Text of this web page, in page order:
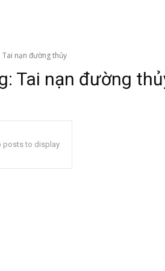
Tai nạn đường thủy
Tai nạn đường
posts to display